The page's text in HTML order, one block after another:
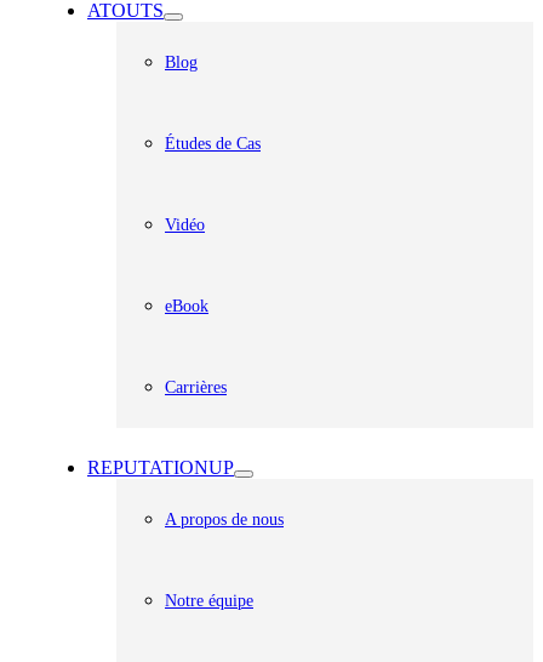
ATOUTS
Blog
Études de Cas
Vidéo
eBook
Carrières
REPUTATIONUP
A propos de nous
Notre équipe